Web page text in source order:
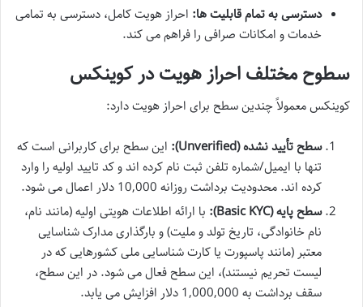
دسترسی به تمام قابلیت ها: احراز هویت کامل، دسترسی به تمامی
خدمات و امکانات صرافی را فراهم می کند.
سطوح مختلف احراز هویت در کوینکس
کوینکس معمولاً چندین سطح برای احراز هویت دارد:
سطح تأیید نشده (Unverified):
این سطح برای کاربرانی است که
تنها با ایمیل/شماره تلفن ثبت نام کرده اند و کد تایید اولیه را وارد
کرده اند. محدودیت برداشت روزانه 10,000 دلار اعمال می شود.
سطح پایه (Basic KYC):
با ارائه اطلاعات هویتی اولیه (مانند نام،
نام خانوادگی، تاریخ تولد و ملیت) و بارگذاری مدارک شناسایی
معتبر (مانند پاسپورت یا کارت شناسایی ملی کشورهایی که در
لیست تحریم نیستند)، این سطح فعال می شود. در این سطح،
سقف برداشت به 1,000,000 دلار افزایش می یابد.